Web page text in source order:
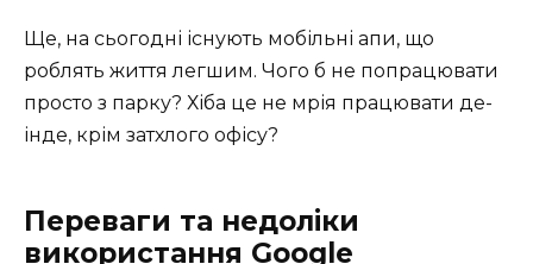
Ще, на сьогодні існують мобільні апи, що
роблять життя легшим. Чого б не попрацювати
просто з парку? Хіба це не мрія працювати де-
інде, крім затхлого офісу?
Переваги та недоліки
використання Google